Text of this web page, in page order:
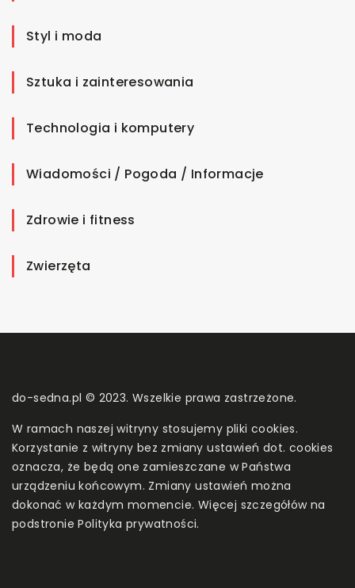
Styl i moda
Sztuka i zainteresowania
Technologia i komputery
Wiadomości / Pogoda / Informacje
Zdrowie i fitness
Zwierzęta
do-sedna.pl © 2023. Wszelkie prawa zastrzeżone.
W ramach naszej witryny stosujemy pliki cookies.
Korzystanie z witryny bez zmiany ustawień dot. cookies
oznacza, że będą one zamieszczane w Państwa
urządzeniu końcowym. Zmiany ustawień można
dokonać w każdym momencie. Więcej szczegółów na
podstroniePolityka prywatności.